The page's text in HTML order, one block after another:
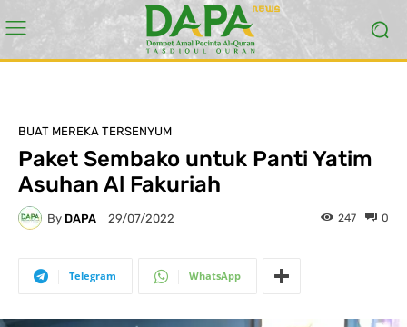
BUAT MEREKA TERSENYUM
Paket Sembako untuk Panti Yatim
Asuhan Al Fakuriah
By DAPA 29/07/2022 0
247
Telegram WhatsApp